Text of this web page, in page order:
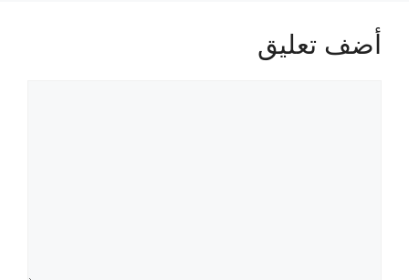
أضف تعليق